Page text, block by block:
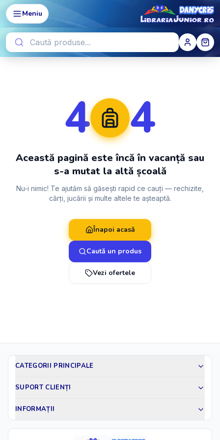
Meniu
4 4
Această pagină este încă în vacanță sau
s-a mutat la altă școală
Nu-i nimic! Te ajutăm să găsești rapid ce cauți — rechizite,
cărți, jucării și multe altele te așteaptă.
Înapoi acasă
Caută un produs
Vezi ofertele
CATEGORII PRINCIPALE
SUPORT CLIENȚI
INFORMAȚII